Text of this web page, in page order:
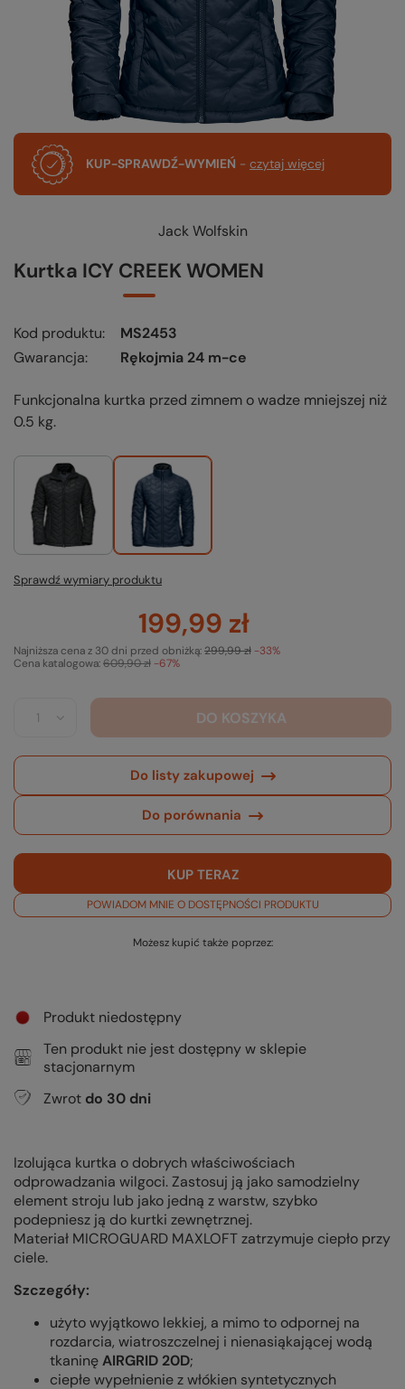
KUP-SPRAWDŹ-WYMIEŃ - czytaj więcej
Jack Wolfskin
Kurtka ICY CREEK WOMEN
Kod produktu
MS2453
Gwarancja
Rękojmia 24 m-ce
Funkcjonalna kurtka przed zimnem o wadze mniejszej niż
0.5 kg.
Sprawdź wymiary produktu
199,99 zł
Cena katalogowa:609,90 zł -67%
Najniższa cena z 30 dni przed obniżką:299,99 zł -33%
DO KOSZYKA
Do listy zakupowej
Do porównania
KUP TERAZ
POWIADOM MNIE O DOSTĘPNOŚCI PRODUKTU
Możesz kupić także poprzez:
Produkt niedostępny
Ten produkt nie jest dostępny w sklepie
stacjonarnym
Zwrot do 30 dni
Izolująca kurtka o dobrych właściwościach
odprowadzania wilgoci. Zastosuj ją jako samodzielny
element stroju lub jako jedną z warstw, szybko
podepniesz ją do kurtki zewnętrznej.
Materiał MICROGUARD MAXLOFT zatrzymuje ciepło przy
ciele.
Szczegóły:
użyto wyjątkowo lekkiej, a mimo to odpornej na
rozdarcia, wiatroszczelnej i nienasiąkającej wodą
tkaninęAIRGRID 20D;
ciepłe wypełnienie z włókien syntetycznych